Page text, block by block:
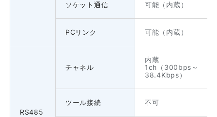
ソケット通信 可能（内蔵）
PCリンク 可能（内蔵）
RS485
チャネル
内蔵
1ch（300bps～
38.4Kbps）
ツール接続 不可